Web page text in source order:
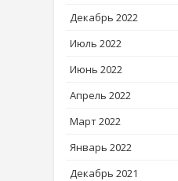
Декабрь 2022
Июль 2022
Июнь 2022
Апрель 2022
Март 2022
Январь 2022
Декабрь 2021